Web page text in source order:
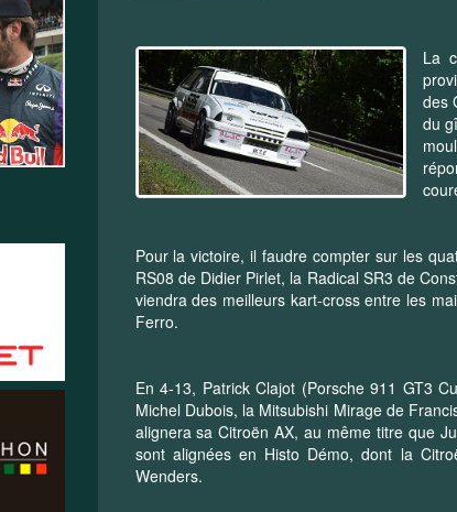
La
des
du
Pour la victoire, il faudre compter sur les
RS08 de Didier Pirlet, la Radical SR3 de
viendra des meilleurs kart-cross entre les
Ferro.
En 4-13, Patrick Clajot (Porsche 911 GT3
Michel Dubois, la Mitsubishi Mirage de
alignera sa Citroën AX, au même titre que
sont alignées en Histo Démo, dont la
Wenders.